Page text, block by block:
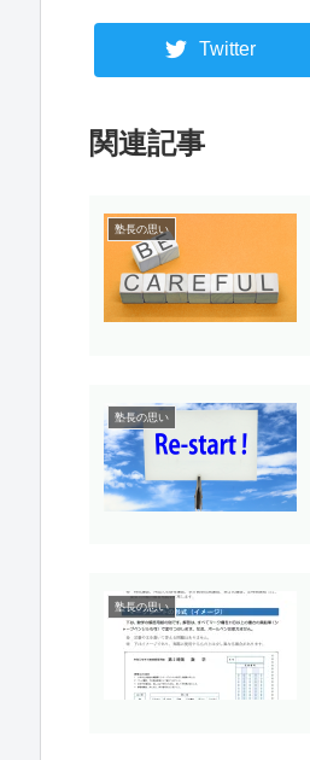
Twitter
関連記事
塾長の思い
塾長の思い
塾長の思い